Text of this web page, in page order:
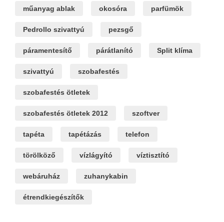
műanyag ablak okosóra parfümök
Pedrollo szivattyú pezsgő
páramentesítő párátlanító Split klíma
szivattyú szobafestés
szobafestés ötletek
szobafestés ötletek 2012 szoftver
tapéta tapétázás telefon
törölköző vízlágyító víztisztító
webáruház zuhanykabin
étrendkiegészítők